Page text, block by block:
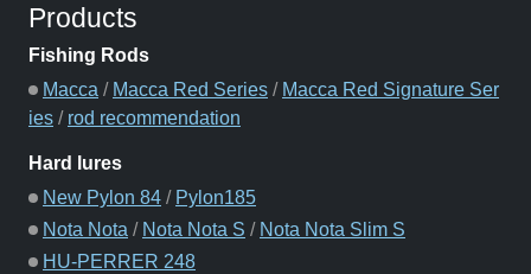
Products
Fishing Rods
Macca / Macca Red Series / Macca Red Signature Ser
ies / rod recommendation
Hard lures
New Pylon 84 / Pylon185
Nota Nota / Nota Nota S / Nota Nota Slim S
HU-PERRER 248